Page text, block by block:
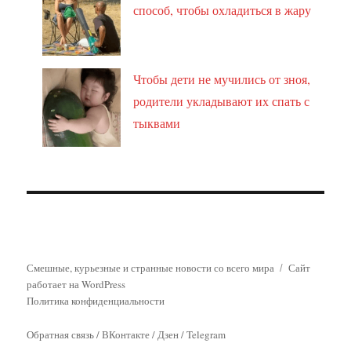
способ, чтобы охладиться в жару
Чтобы дети не мучились от зноя,
родители укладывают их спать с
тыквами
Смешные, курьезные и странные новости со всего мира
Сайт
работает на WordPress
Политика конфиденциальности
Обратная связь/ВКонтакте/Дзен/Telegram